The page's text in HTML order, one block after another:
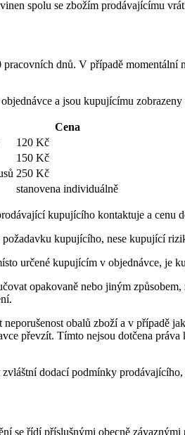
spolu se zbožím prodávajícímu
dnů. V případě
a jsou kupujícímu
Cena
120 Kč
150 Kč
250 Kč
stanovena individuálně
kupujícího kontaktuje a cenu
kupujícího, nese kupující
určené kupujícím v objednávce, je
opakovaně nebo jiným
obalů zboží a v případě
převzít. Tímto nejsou dotčena
dodací podmínky
se řídí příslušnými obecně